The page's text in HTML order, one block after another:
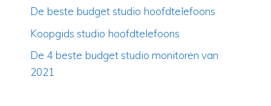
De beste budget studio hoofdtelefoons
Koopgids studio hoofdtelefoons
De 4 beste budget studio monitoren van
2021